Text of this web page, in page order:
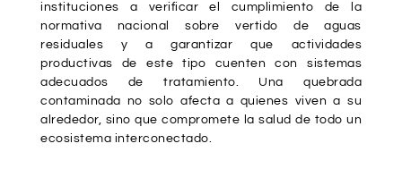
instituciones a verificar el cumplimiento de la
normativa nacional sobre vertido de aguas
residuales y a garantizar que actividades
productivas de este tipo cuenten con sistemas
adecuados de tratamiento. Una quebrada
contaminada no solo afecta a quienes viven a su
alrededor, sino que compromete la salud de todo un
ecosistema interconectado.